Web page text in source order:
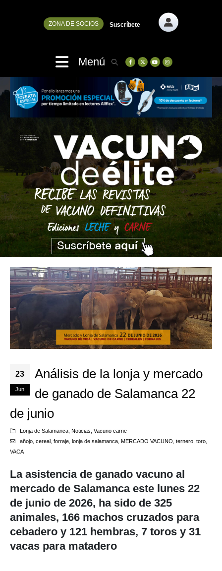
ZONA DE SOCIOS Suscríbete
Menú
23
Jun
Análisis de la lonja y mercado
de ganado de Salamanca 22
de junio
Lonja de Salamanca, Noticias Vacuno carne
añojo, cereal, forraje, lonja de salamanca, MERCADO VACUNO ternero, toro,
VACA
La asistencia de ganado vacuno al
mercado de Salamanca este lunes 22
de junio de 2026, ha sido de 325
animales, 166 machos cruzados para
cebadero y 121 hembras, 7 toros y 31
vacas para matadero